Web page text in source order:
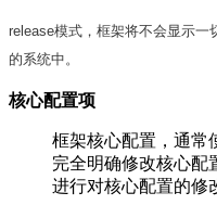
release模式，框架将不会显示
的系统中。
核心配置项
框架核心配置，通常
完全明确修改核心配
进行对核心配置的修